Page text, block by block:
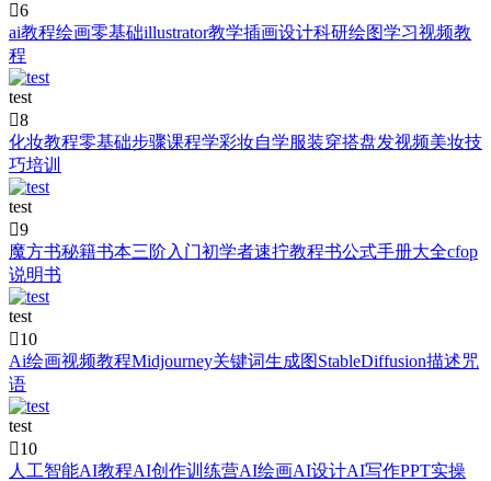
6
ai教程绘画零基础illustrator教学插画设计科研绘图学习视频教
程
test
8
化妆教程零基础步骤课程学彩妆自学服装穿搭盘发视频美妆技
巧培训
test
9
魔方书秘籍书本三阶入门初学者速拧教程书公式手册大全cfop
说明书
test
10
Ai绘画视频教程Midjourney关键词生成图StableDiffusion描述咒
语
test
10
人工智能AI教程AI创作训练营AI绘画AI设计AI写作PPT实操